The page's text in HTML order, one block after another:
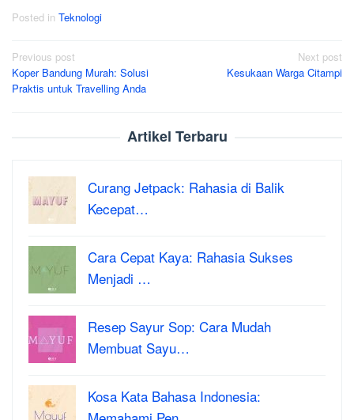
Posted in Teknologi
Post
navigation
Previous post
Koper Bandung Murah: Solusi
Praktis untuk Travelling Anda
Next post
Kesukaan Warga Citampi
Artikel Terbaru
Curang Jetpack: Rahasia di Balik
Kecepat…
Cara Cepat Kaya: Rahasia Sukses
Menjadi …
Resep Sayur Sop: Cara Mudah
Membuat Sayu…
Kosa Kata Bahasa Indonesia: